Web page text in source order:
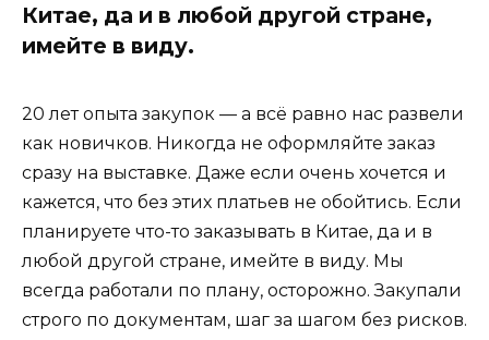
Китае, да и в любой другой стране,
имейте в виду.
20 лет опыта закупок — а всё равно нас развели
как новичков. Никогда не оформляйте заказ
сразу на выставке. Даже если очень хочется и
кажется, что без этих платьев не обойтись. Если
планируете что-то заказывать в Китае, да и в
любой другой стране, имейте в виду. Мы
всегда работали по плану, осторожно. Закупали
строго по документам, шаг за шагом без рисков.